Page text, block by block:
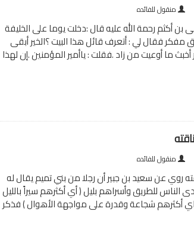
منقول للفائده
بن أكثم رحمة الله عليه قال :دخلت يوما على الخليفة
فقال لي : أتعرف قائل هذا البيت ؟الخير أبقى
ما أوعيت من زاد .فقلت : ياأمير المؤمنين .إن لهذا
منقول للفائده
روي عن سعيد بن جبير أن رجلا من بني تميم يقال له
الناس للطريق وأسراهم بليل ( أي أكثرهم سيراً بالليل
شجاعة وقدرة على مواجهة الأهوال ) فذكر